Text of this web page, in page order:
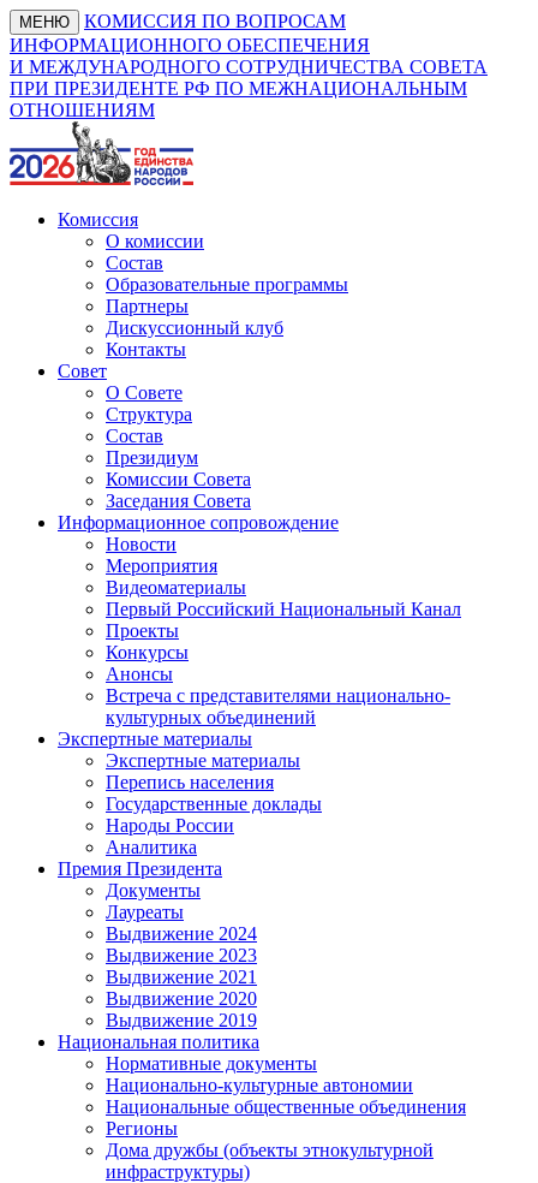
МЕНЮ
КОМИССИЯ ПО ВОПРОСАМ
ИНФОРМАЦИОННОГО ОБЕСПЕЧЕНИЯ
И МЕЖДУНАРОДНОГО СОТРУДНИЧЕСТВА СОВЕТА
ПРИ ПРЕЗИДЕНТЕ РФ ПО МЕЖНАЦИОНАЛЬНЫМ
ОТНОШЕНИЯМ
Комиссия
О комиссии
Состав
Образовательные программы
Партнеры
Дискуссионный клуб
Контакты
Совет
О Совете
Структура
Состав
Президиум
Комиссии Совета
Заседания Совета
Информационное сопровождение
Новости
Мероприятия
Видеоматериалы
Первый Российский Национальный Канал
Проекты
Конкурсы
Анонсы
Встреча с представителями национально-
культурных объединений
Экспертные материалы
Экспертные материалы
Перепись населения
Государственные доклады
Народы России
Аналитика
Премия Президента
Документы
Лауреаты
Выдвижение 2024
Выдвижение 2023
Выдвижение 2021
Выдвижение 2020
Выдвижение 2019
Национальная политика
Нормативные документы
Национально-культурные автономии
Национальные общественные объединения
Регионы
Дома дружбы (объекты этнокультурной
инфраструктуры)